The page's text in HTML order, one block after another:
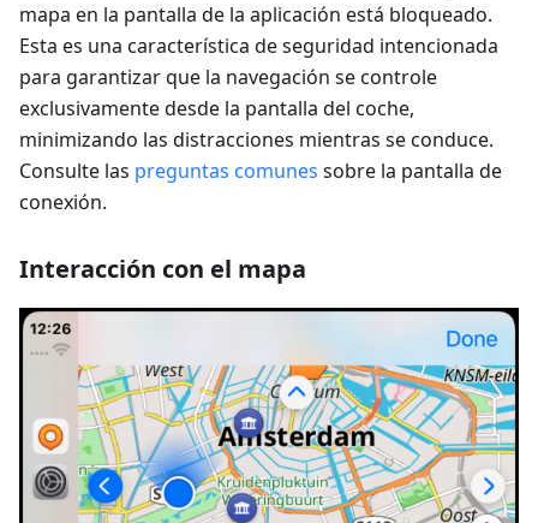
mapa en la pantalla de la aplicación está bloqueado.
Esta es una característica de seguridad intencionada
para garantizar que la navegación se controle
exclusivamente desde la pantalla del coche,
minimizando las distracciones mientras se conduce.
Consulte las preguntas comunes sobre la pantalla de
conexión.
Interacción con el mapa